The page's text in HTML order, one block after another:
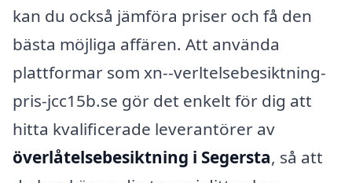
kan du också jämföra priser och få den
bästa möjliga affären. Att använda
plattformar som xn--verltelsebesiktning-
pris-jcc15b.se gör det enkelt för dig att
hitta kvalificerade leverantörer av
överlåtelsebesiktning i Segersta, så att